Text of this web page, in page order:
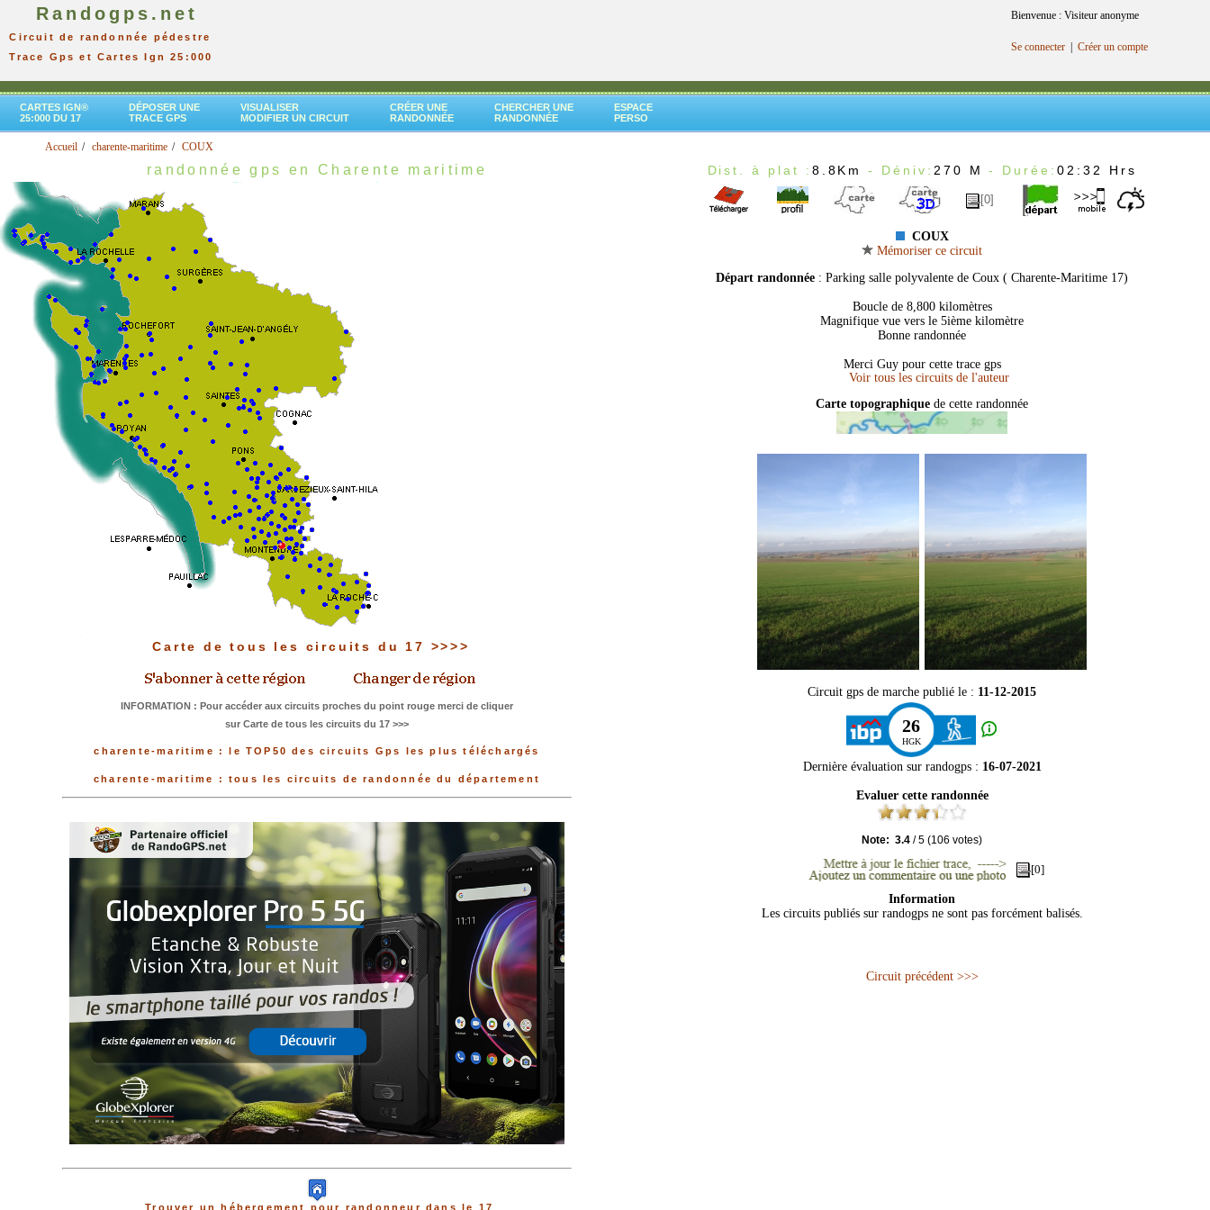
Randogps.net
Circuit de randonnée pédestre
Trace Gps et Cartes Ign 25:000
Bienvenue : Visiteur anonyme
Se connecter Créer un compte
CARTES IGN®
25:000 DU 17
DÉPOSER UNE
TRACE GPS
VISUALISER
MODIFIER UN CIRCUIT
CRÉER UNE
RANDONNÉE
CHERCHER UNE
RANDONNÉE
ESPACE
PERSO
Accueil charente-maritime COUX
randonnée gps en Charente maritime
Carte de tous les circuits du 17 >>>>
INFORMATION : Pour accéder aux circuits proches du point rouge merci de cliquer
sur Carte de tous les circuits du 17 >>>
charente-maritime : le TOP50 des circuits Gps les plus téléchargés
charente-maritime : tous les circuits de randonnée du département
Trouver un hébergement pour randonneur dans le 17
Dist. à plat : 8.8Km - Déniv: 270 M- Durée:02:32 Hrs
[0]
COUX
Mémoriser ce circuit
Départ randonnée : Parking salle polyvalente de Coux ( Charente-Maritime 17)
Boucle de 8,800 kilomètres
Magnifique vue vers le 5ième kilomètre
Bonne randonnée
Merci Guy pour cette trace gps
Carte topographique de cette randonnée
Circuit gps de marche publié le : 11-12-2015
26
HGK
Dernière évaluation sur randogps : 16-07-2021
Evaluer cette randonnée
Note: 3.4 /5 (106 votes)
[0]
Information
Les circuits publiés sur randogps ne sont pas forcément balisés.
Circuit précédent >>>